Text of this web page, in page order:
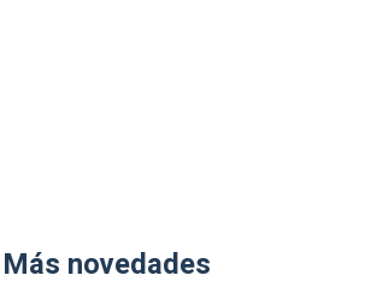
Más novedades